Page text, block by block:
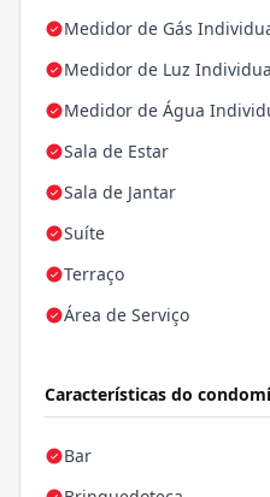
Medidor de Gás
Medidor de Luz
Medidor de Água
Sala de Estar
Sala de Jantar
Suíte
Terraço
Área de Serviço
Características do
Bar